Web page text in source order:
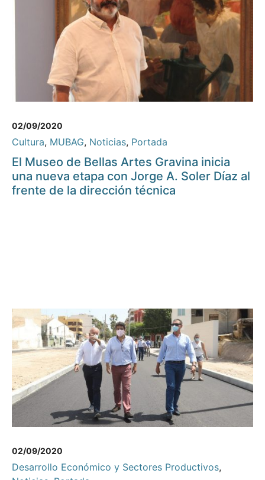
02/09/2020
Cultura, MUBAG, Noticias, Portada
El Museo de Bellas Artes Gravina inicia
una nueva etapa con Jorge A. Soler Díaz al
frente de la dirección técnica
02/09/2020
Desarrollo Económico y Sectores Productivos,